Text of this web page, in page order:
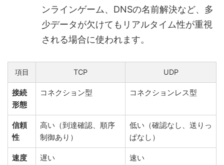
ンラインゲーム、DNSの名前解決など、多
少データが欠けてもリアルタイム性が重視
される場合に使われます。
項目 TCP UDP
接続
形態
コネクション型 コネクションレス型
信頼
性
高い（到達確認、順序
制御あり）
低い（確認なし、送りっ
ぱなし）
速度 遅い 速い